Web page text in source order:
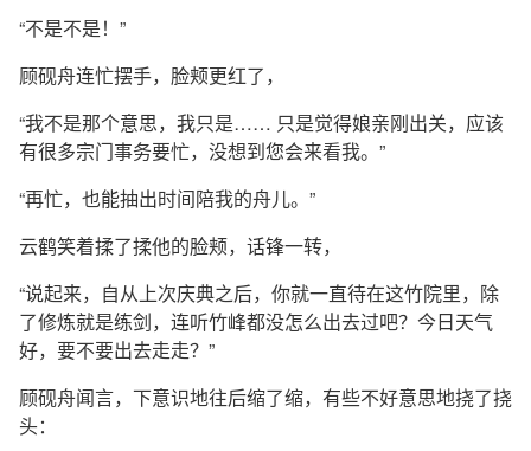
“不是不是！”
顾砚舟连忙摆手，脸颊更红了，
“我不是那个意思，我只是…… 只是觉得娘亲刚出关，应该
有很多宗门事务要忙，没想到您会来看我。”
“再忙，也能抽出时间陪我的舟儿。”
云鹤笑着揉了揉他的脸颊，话锋一转，
“说起来，自从上次庆典之后，你就一直待在这竹院里，除
了修炼就是练剑，连听竹峰都没怎么出去过吧？今日天气
好，要不要出去走走？”
顾砚舟闻言，下意识地往后缩了缩，有些不好意思地挠了挠
头：